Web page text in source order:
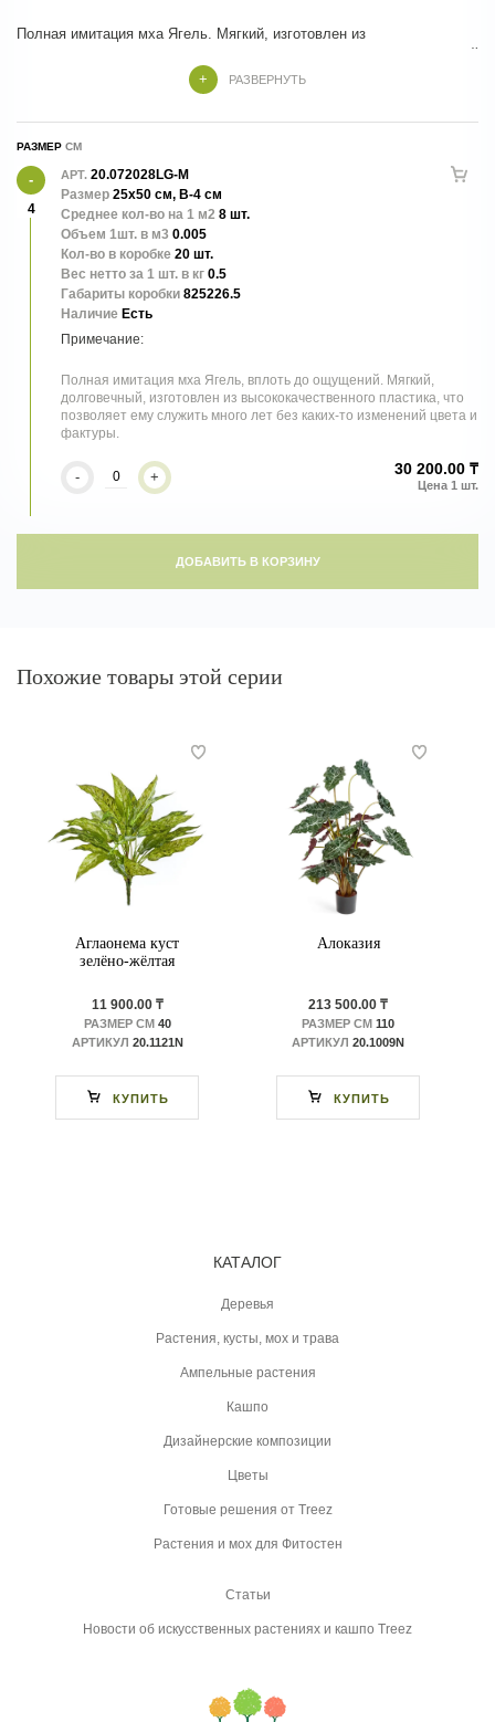
Полная имитация мха Ягель. Мягкий, изготовлен из
высококачественного пластика, прослужит много лет без изменений
РАЗВЕРНУТЬ
РАЗМЕР
4
АРТ. 20.072028LG-M
Размер 25х50 см, В-4 см
Среднее кол-во на 1 м2 8 шт.
Объем 1шт. в м3 0.005
Кол-во в коробке 20 шт.
Вес нетто за 1 шт. в кг 0.5
Габариты коробки 825226.5
Наличие Есть
Полная имитация мха Ягель, вплоть до ощущений. Мягкий,
долговечный, изготовлен из высококачественного пластика, что
позволяет ему служить много лет без каких-то изменений цвета и
фактуры.
- + 30 200.00 ₸
ДОБАВИТЬ В КОРЗИНУ
Похожие товары этой серии
Аглаонема куст
зелёно-жёлтая
11 900.00 ₸
РАЗМЕР СМ40
АРТИКУЛ 20.1121N
КУПИТЬ
Алоказия
213 500.00 ₸
РАЗМЕР СМ 110
АРТИКУЛ 20.1009N
КУПИТЬ
КАТАЛОГ
Деревья
Растения, кусты, мох и трава
Ампельные растения
Кашпо
Дизайнерские композиции
Цветы
Готовые решения от Treez
Растения и мох для Фитостен
Статьи
Новости об искусственных растениях и кашпо Treez